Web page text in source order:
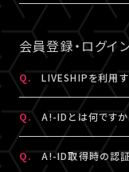
ません。
※コンビニにてご
チケットご購入済
いていなくても、
だけます。
「チケット購入情報
入いただけていな
改めてチケット販
ジットカード決済を
▼クレジットカード
クレジットカード
限外、限度額超過
ご確認のうえ、お手
上記に当てはまら
状態など詳細を記
のA!-ID（メールア
要がございます。
※A!-IDについては
A.
原則、視聴チケット
ご視聴については、
推奨環境を満たし
あります。
また、各国の通信
す。
上記ご了承のうえ
会員登録・ログイ
Q. LIVESHIPを利用す
LIVESHIPを利用す
LIVESHIPにアクセ
え、会員登録を行っ
Q. A!-IDとは何ですか
A!-IDとは、アー
ける共通の会員ID（
Q. A!-ID取得時の認